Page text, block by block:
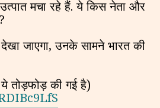
मचा रहे हैं. ये किस नेता और
देखा जाएगा, उनके सामने भारत की
तोड़फोड़ की गई है)